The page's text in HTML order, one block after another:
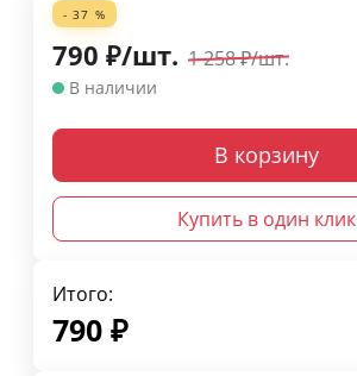
- 37 %
790 ₽/шт. 1 258₽/шт.
В наличии
В корзину
Купить в один клик
Итого:
790 ₽